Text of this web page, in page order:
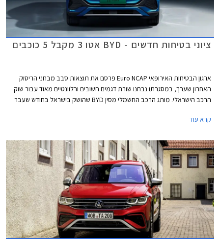
ציוני בטיחות חדשים - BYD אטו 3 מקבל 5 כוכבים
ארגון הבטיחות האירופאי Euro NCAP פרסם את תוצאות סבב מבחני הריסוק
האחרון שערך, במסגרתו נבחנו שורת דגמים חשובים ורלוונטיים מאוד עבור שוק
הרכב הישראלי. מותג הרכב החשמלי מסין BYD שהושק בישראל בחודש שעבר
קרא עוד